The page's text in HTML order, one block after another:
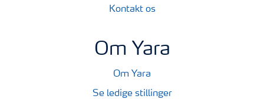
Kontakt os
Om Yara
Om Yara
Se ledige stillinger